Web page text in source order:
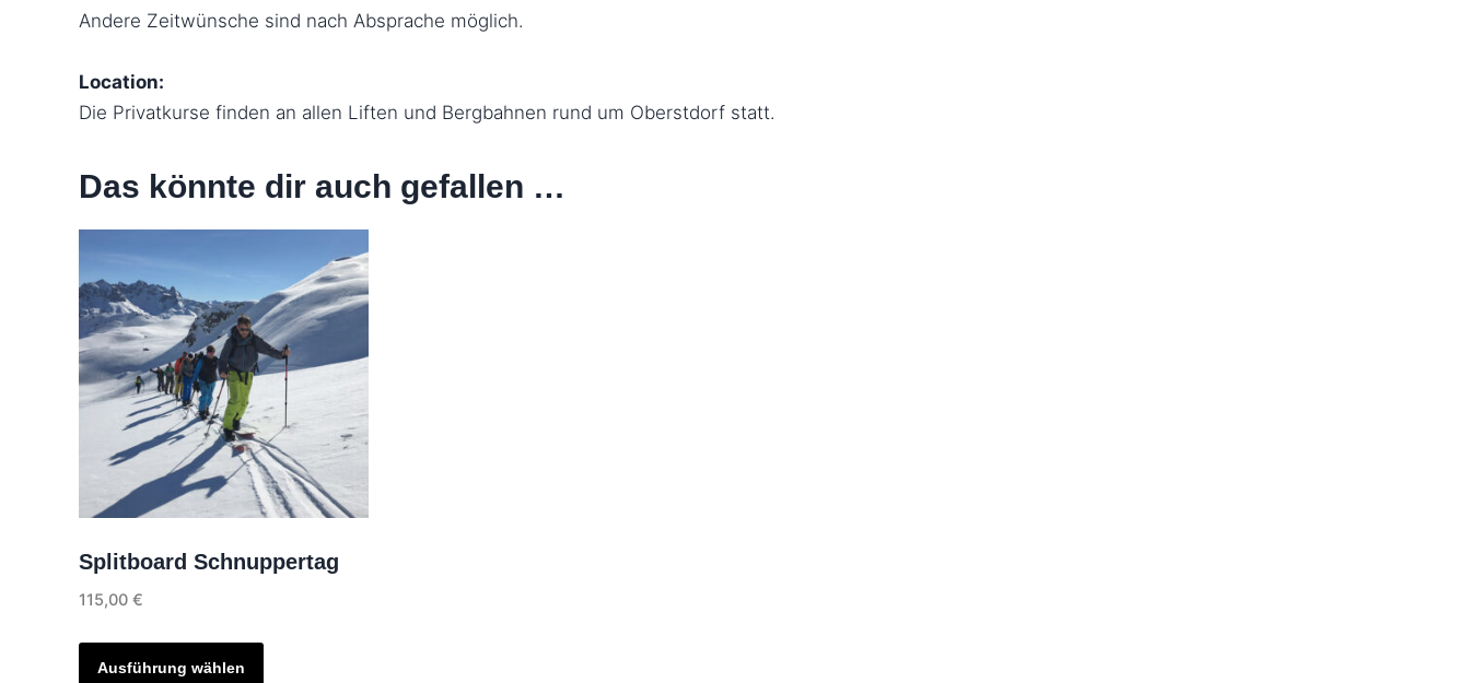
Andere Zeitwünsche sind nach Absprache möglich.
Location:
Die Privatkurse finden an allen Liften und Bergbahnen rund um Oberstdorf statt.
Das könnte dir auch gefallen …
Splitboard Schnuppertag
115,00 €
Ausführung wählen